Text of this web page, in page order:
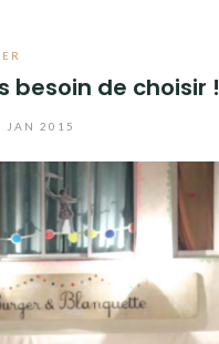
besoin de choisir !
JAN 2015